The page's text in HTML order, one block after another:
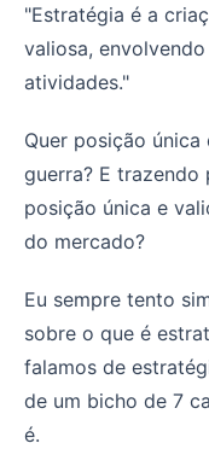
"Estratégia é a
valiosa,
atividades."
Quer posição
guerra? E trazendo
posição única e
do mercado?
Eu sempre tento
sobre o que é
falamos de
de um bicho de 7
é.